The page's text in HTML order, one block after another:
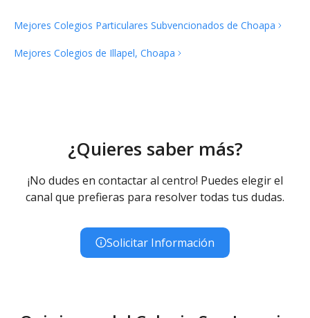
Mejores Colegios Particulares Subvencionados de Choapa
Mejores Colegios de Illapel, Choapa
¿Quieres saber más?
¡No dudes en contactar al centro! Puedes elegir el
canal que prefieras para resolver todas tus dudas.
Solicitar Información